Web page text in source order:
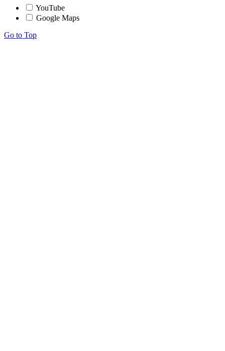
YouTube
Google Maps
Go to Top